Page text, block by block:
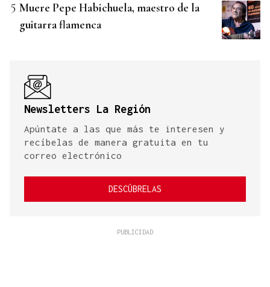
Muere Pepe Habichuela, maestro de la
guitarra flamenca
Newsletters La Región
Apúntate a las que más te interesen y
recíbelas de manera gratuita en tu
correo electrónico
DESCÚBRELAS